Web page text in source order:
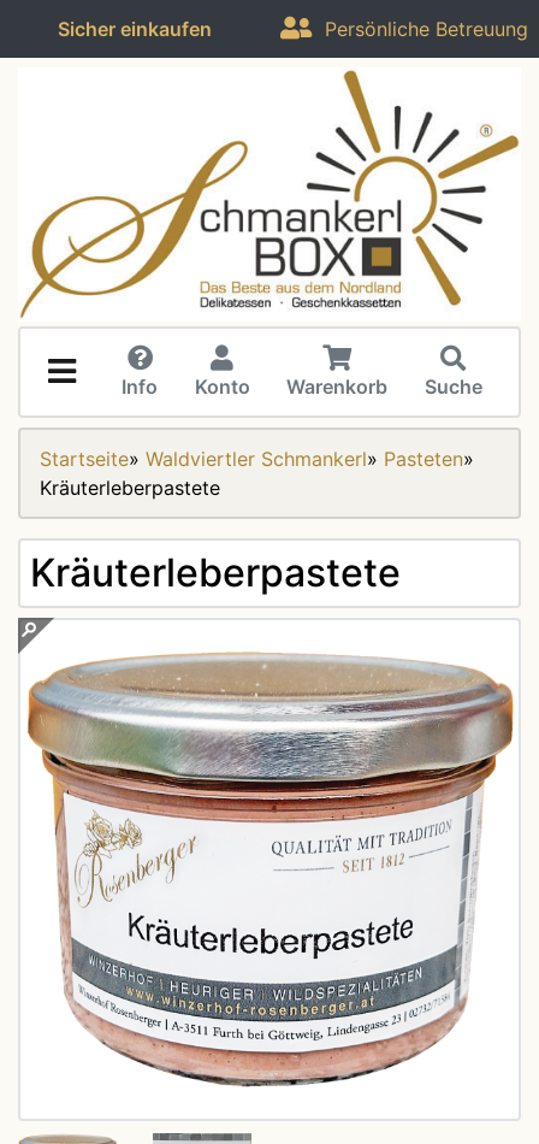
Sicher einkaufen Persönliche Betreuung
Info Konto Warenkorb Suche
Startseite» Waldviertler Schmankerl» Pasteten»
Kräuterleberpastete
Kräuterleberpastete